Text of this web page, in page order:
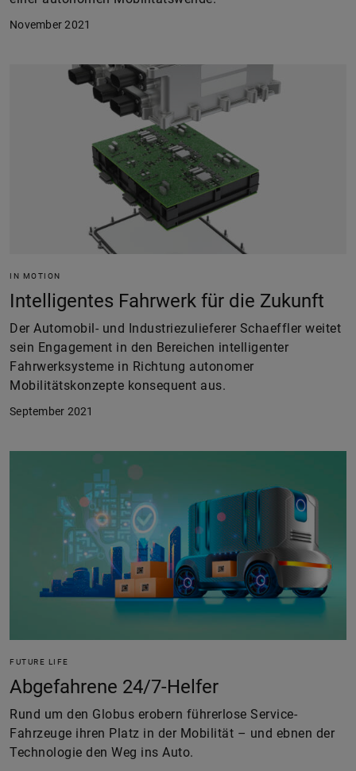
November 2021
IN MOTION
Intelligentes Fahrwerk für die Zukunft
Der Automobil- und Industriezulieferer Schaeffler weitet
sein Engagement in den Bereichen intelligenter
Fahrwerksysteme in Richtung autonomer
Mobilitätskonzepte konsequent aus.
September 2021
FUTURE LIFE
Abgefahrene 24/7-Helfer
Rund um den Globus erobern führerlose Service-
Fahrzeuge ihren Platz in der Mobilität – und ebnen der
Technologie den Weg ins Auto.